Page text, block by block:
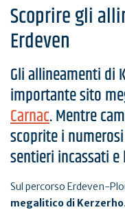
Scoprire gli
Erdeven
Gli allineamenti di
importante sito
Carnac. Mentre
scoprite i
sentieri incassati e
Sul percorso Erdeven-
megalitico di Kerzerho